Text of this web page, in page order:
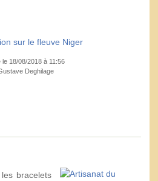
sur le fleuve Niger
le 18/08/2018 à 11:56
Deghilage
bracelets